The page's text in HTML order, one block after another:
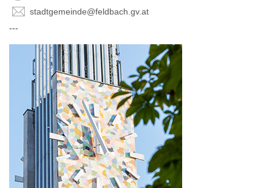
stadtgemeinde@feldbach.gv.at
---